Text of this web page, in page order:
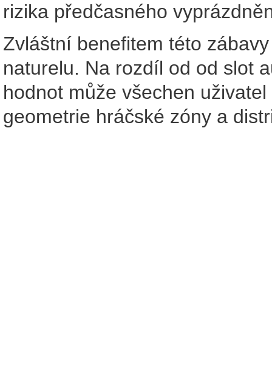
rizika předčasného
Zvláštní benefitem této
naturelu. Na rozdíl od od slot
hodnot může všechen
geometrie hráčské zóny a